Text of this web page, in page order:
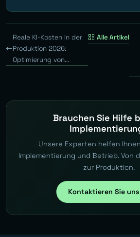
Reale KI-Kosten in der
Produktion 2026:
Optimierung von...
Alle Artikel
Brauchen Sie Hilfe
Unsere Experten helfen
Implementierung und Betrieb. Von
zur Produktion.
Kontaktieren Sie uns